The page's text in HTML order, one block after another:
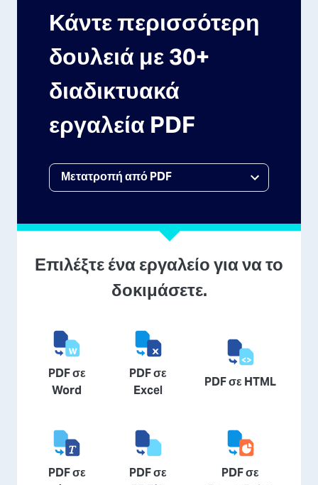
Κάντε περισσότερη
δουλειά με 30+
διαδικτυακά
εργαλεία PDF
Επιλέξτε ένα εργαλείο για να το
δοκιμάσετε.
PDF σε
Word
PDF σε
Excel
PDF σε HTML
PDF σε
PDF σε
PDF σε